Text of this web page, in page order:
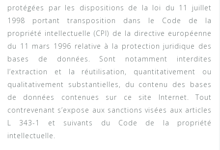
protégées par les dispositions de la loi du 11 juillet
1998 portant transposition dans le Code de la
propriété intellectuelle (CPI) de la directive européenne
du 11 mars 1996 relative à la protection juridique des
bases de données. Sont notamment interdites
l’extraction et la réutilisation, quantitativement ou
qualitativement substantielles, du contenu des bases
de données contenues sur ce site Internet. Tout
contrevenant s’expose aux sanctions visées aux articles
L 343-1 et suivants du Code de la propriété
intellectuelle.